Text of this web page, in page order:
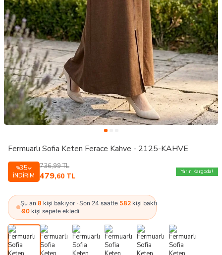
Fermuarlı Sofia Keten Ferace Kahve - 2125-KAHVE
%35
İNDIRIM
736,99TL
479,60 TL
Yarın Kargoda!
Şu an 8 kişi bakıyor · Son 24 saatte 582 kişi baktı
·90 kişi sepete ekledi